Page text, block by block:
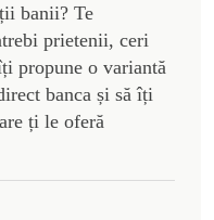
banii? Te
prietenii, ceri
propune o variantă
banca și să îți
ți le oferă